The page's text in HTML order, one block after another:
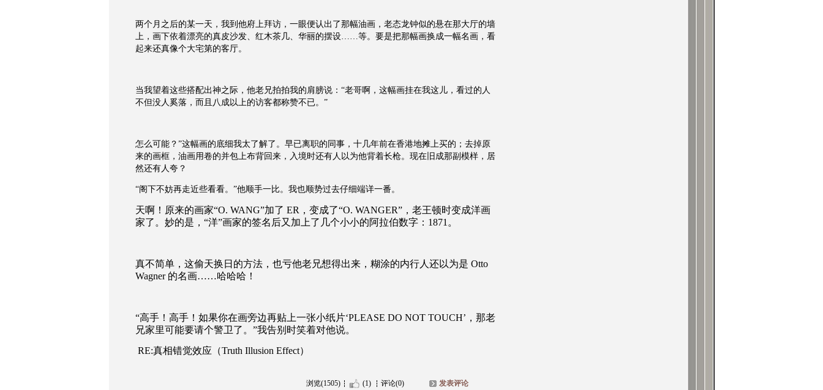
两个月之后的某一天，我到他府上拜访，一眼便认出了那幅油画，老态龙钟似的悬在那大厅的墙
上，画下依着漂亮的真皮沙发、红木茶几、华丽的摆设……等。要是把那幅画换成一幅名画，看
起来还真像个大宅第的客厅。
当我望着这些搭配出神之际，他老兄拍拍我的肩膀说：“老哥啊，这幅画挂在我这儿，看过的人
不但没人奚落，而且八成以上的访客都称赞不已。”
怎么可能？”这幅画的底细我太了解了。早已离职的同事，十几年前在香港地摊上买的；去掉原
来的画框，油画用卷的并包上布背回来，入境时还有人以为他背着长枪。现在旧成那副模样，居
然还有人夸？
“阁下不妨再走近些看看。”他顺手一比。我也顺势过去仔细端详一番。
天啊！原来的画家“O. WANG”加了 ER ，变成了“O. WANGER”，老王顿时变成洋画
家了。妙的是，“洋”画家的签名后又加上了几个小小的阿拉伯数字： 1871 。
真不简单，这偷天换日的方法，也亏他老兄想得出来，糊涂的内行人还以为是 Otto
Wagner 的名画……哈哈哈！
“高手！高手！如果你在画旁边再贴上一张小纸片‘PLEASE DO NOT TOUCH’ ，那老
兄家里可能要请个警卫了。”我告别时笑着对他说。
RE:真相错觉效应（Truth Illusion Effect）
浏览(1505) (1) 评论(0) 发表评论